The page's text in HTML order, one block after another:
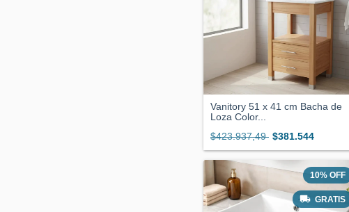
Vanitory 51 x 41 cm Bacha de
Loza Color...
$423.937,49 $381.544
10% OFF
GRATIS